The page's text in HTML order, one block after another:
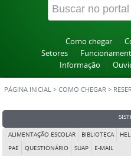
Como chegar
Setores
Informação
PÁGINA INICIAL > COMO CHEGAR >
ALIMENTAÇÃO ESCOLAR BIBLIOTECA
PAE
QUESTIONÁRIO SUAP E-MAIL